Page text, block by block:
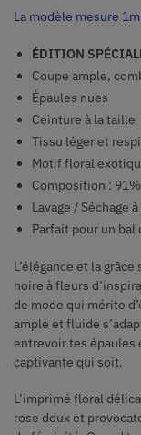
La modèle mesure
ÉDITION
Coupe ample,
Épaules nues
Ceinture à la taille
Tissu léger et
Motif floral
Composition :
Lavage / Séchage
Parfait pour un bal
L’élégance et la
noire à fleurs
de mode qui mérite
ample et fluide
entrevoir tes épaules
captivante qui soit.
L’imprimé floral
rose doux et